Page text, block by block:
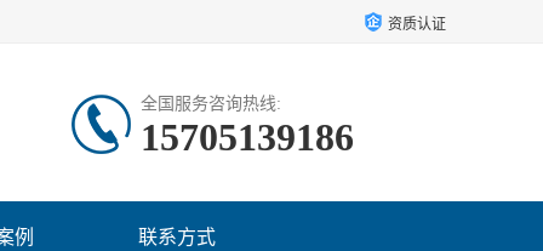
资质认证
全国服务咨询热线:
15705139186
例 联系方式